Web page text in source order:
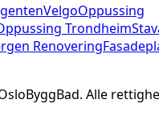
VelgoOppussing
Trondheim
Renovering
Alle